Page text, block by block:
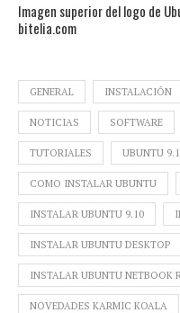
Imagen superior del logo de
bitelia.com
GENERAL INSTALACIÓN
NOTICIAS SOFTWARE
TUTORIALES UBUNTU
COMO INSTALAR UBUNTU
INSTALAR UBUNTU 9.10
INSTALAR UBUNTU DESKTOP
INSTALAR UBUNTU NETBOOK
NOVEDADES KARMIC KOALA